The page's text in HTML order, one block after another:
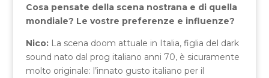
Cosa pensate della scena nostrana e di quella
mondiale? Le vostre preferenze e influenze?
Nico: La scena doom attuale in Italia, figlia del dark
sound nato dal prog italiano anni 70, è sicuramente
molto originale: l’innato gusto italiano per il